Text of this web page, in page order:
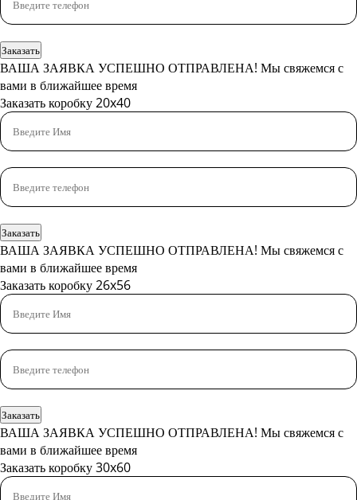
Заказать
ВАША ЗАЯВКА УСПЕШНО ОТПРАВЛЕНА! Мы свяжемся с
вами в ближайшее время
Заказать коробку 20x40
Заказать
ВАША ЗАЯВКА УСПЕШНО ОТПРАВЛЕНА! Мы свяжемся с
вами в ближайшее время
Заказать коробку 26x56
Заказать
ВАША ЗАЯВКА УСПЕШНО ОТПРАВЛЕНА! Мы свяжемся с
вами в ближайшее время
Заказать коробку 30x60